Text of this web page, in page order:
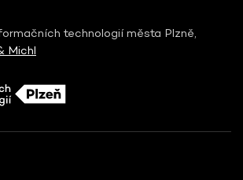
technologií města Plzně,
Michl